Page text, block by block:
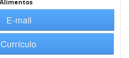
E-mail
Currículo